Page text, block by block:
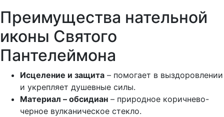
Преимущества нательной
иконы Святого
Пантелеймона
Исцеление и защита – помогает в выздоровлении
и укрепляет душевные силы.
Материал – обсидиан – природное коричнево-
черное вулканическое стекло.